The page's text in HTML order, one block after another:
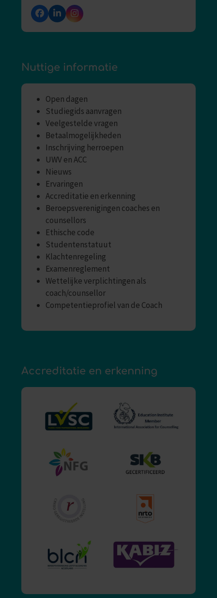
Facebook
LinkedInInstagram
Nuttige informatie
Open dagen
Studiegids aanvragen
Veelgestelde vragen
Betaalmogelijkheden
Inschrijving herroepen
UWV en ACC
Nieuws
Ervaringen
Accreditatie en erkenning
Beroepsverenigingen coaches en
counsellors
Ethische code
Studentenstatuut
Klachtenregeling
Examenreglement
Wettelijke verplichtingen als
coach/counsellor
Competentieprofiel van de Coach
Accreditatie en erkenning